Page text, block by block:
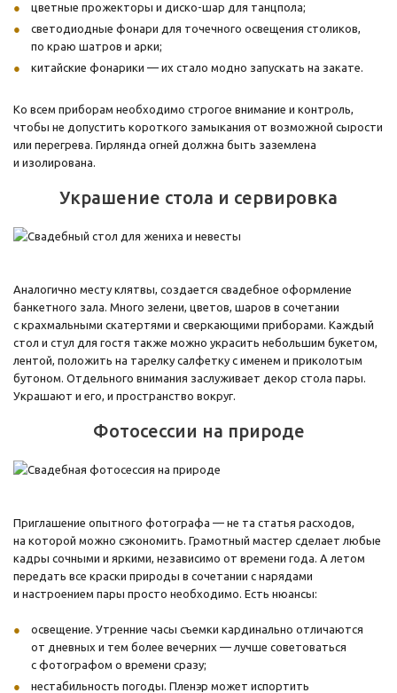
цветные прожекторы и диско-шар для танцпола;
светодиодные фонари для точечного освещения столиков,
по краю шатров и арки;
китайские фонарики — их стало модно запускать на закате.
Ко всем приборам необходимо строгое внимание и контроль,
чтобы не допустить короткого замыкания от возможной сырости
или перегрева. Гирлянда огней должна быть заземлена
и изолирована.
Украшение стола и сервировка
Аналогично месту клятвы, создается свадебное оформление
банкетного зала. Много зелени, цветов, шаров в сочетании
с крахмальными скатертями и сверкающими приборами. Каждый
стол и стул для гостя также можно украсить небольшим букетом,
лентой, положить на тарелку салфетку с именем и приколотым
бутоном. Отдельного внимания заслуживает декор стола пары.
Украшают и его, и пространство вокруг.
Фотосессии на природе
Приглашение опытного фотографа — не та статья расходов,
на которой можно сэкономить. Грамотный мастер сделает любые
кадры сочными и яркими, независимо от времени года. А летом
передать все краски природы в сочетании с нарядами
и настроением пары просто необходимо. Есть нюансы:
освещение. Утренние часы съемки кардинально отличаются
от дневных и тем более вечерних — лучше советоваться
с фотографом о времени сразу;
нестабильность погоды. Пленэр может испортить